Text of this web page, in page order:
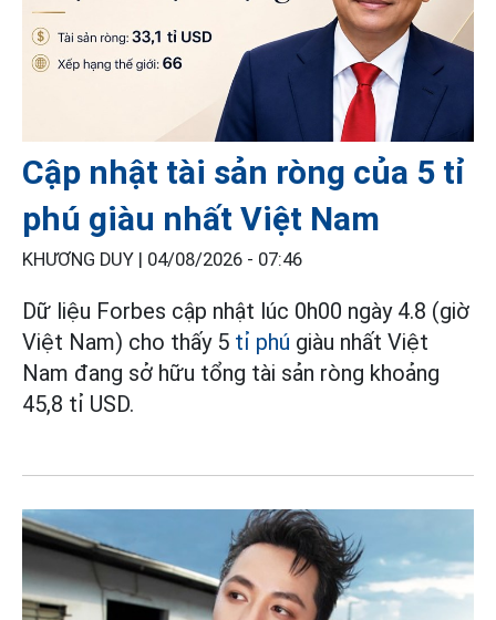
Cập nhật tài sản ròng của 5 tỉ
phú giàu nhất Việt Nam
KHƯƠNG DUY | 04/08/2026 - 07:46
Dữ liệu Forbes cập nhật lúc 0h00 ngày 4.8 (giờ
Việt Nam) cho thấy 5 tỉ phú giàu nhất Việt
Nam đang sở hữu tổng tài sản ròng khoảng
45,8 tỉ USD.